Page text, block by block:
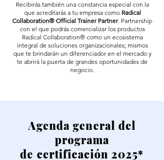
Recibirás también una constancia especial con la
que acreditarás a tu empresa como Radical
Collaboration® Official Trainer Partner. Partnership
con el que podrás comercializar los productos
Radical Collaboration® como un ecosistema
integral de soluciones organizacionales; mismos
que te brindarán un diferenciador en el mercado y
te abrirá la puerta de grandes oportunidades de
negocio.
Agenda general del
programa
de certificación 2025*